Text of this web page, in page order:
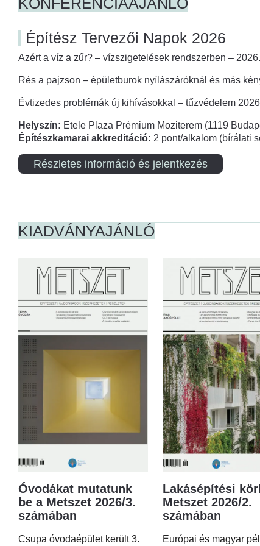
Építész Tervezői Napok 2026
Azért a víz a zűr? – vízszigetelések rendszerben –
Rés a pajzson – épületburok nyílászáróknál és más
Évtizedes problémák új kihívásokkal – tűzvédelem
Helyszín: Etele Plaza Prémium Moziterem (1119
Építészkamarai akkreditáció: 2 pont/alkalom (bírálati
Részletes információ és jelentkezés
KIADVÁNYAJÁNLÓ
Óvodákat mutatunk
be a Metszet 2026/3.
számában
Csupa óvodaépület került 3.
Lakásépítési
Metszet 2026/2.
számában
Európai és magyar